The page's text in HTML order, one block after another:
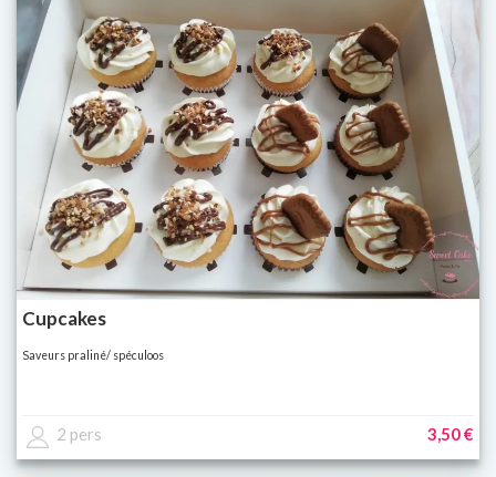
Cupcakes
Saveurs praliné/ spéculoos
2 pers 3,50 €